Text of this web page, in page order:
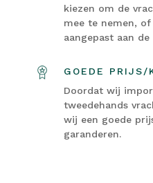
kiezen om de
mee te nemen,
aangepast aan
GOEDE PRIJS/
Doordat wij
tweedehands
wij een goede
garanderen.